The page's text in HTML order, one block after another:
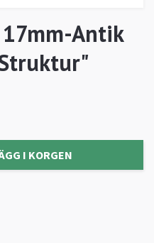
Antik
I KORGEN